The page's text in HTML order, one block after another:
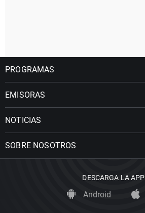
PROGRAMAS
EMISORAS
NOTICIAS
SOBRE NOSOTROS
DESCARGA LA APP
Android